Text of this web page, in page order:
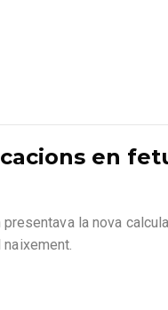
en
la nova